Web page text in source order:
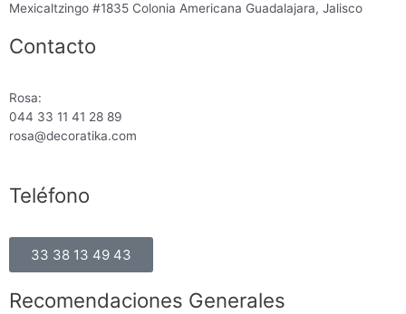
Mexicaltzingo #1835 Colonia Americana Guadalajara, Jalisco
Contacto
Rosa:
044 33 11 41 28 89
rosa@decoratika.com
Teléfono
33 38 13 49 43
Recomendaciones Generales